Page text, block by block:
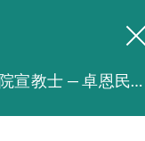
緬懷播道醫院創院宣教士 — 卓恩民醫生香港追思會